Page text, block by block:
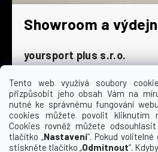
Tento web využívá soubory
přizpůsobit jeho obsah Vám na
nutné ke správnému fungování
cookies můžete povolit kliknutím
Cookies rovněž můžete
tlačítko „Nastavení“. Pokud
stiskněte tlačítko „Odmítnout“.
Showroom a
yoursport plus s.r.o.
Dyjská 845/4
196 00 Praha 9 - Čakovice
Po - Čt
9:00 - 16:30
Pá
9:00 - 15:30
So
zavřeno
Ne
zavřeno